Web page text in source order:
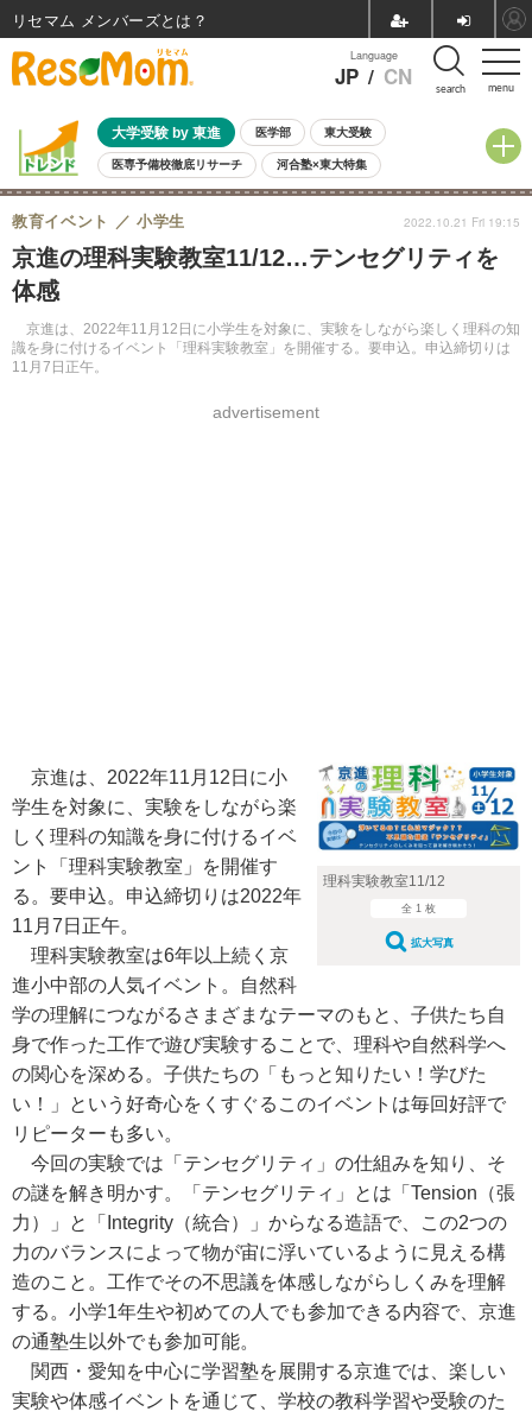
menu
Language
JP / CN search
大学受験 by 東進 医学部 東大受験
医専予備校徹底リサーチ 河合塾×東大特集
親子で考える大学選び 高校受験 中学受験 小学校受験
共通テスト 夏休み
8月開催イベント・WS 全国公立高校 過去問 人気記事
自由研究教材（小学生向け）
京進の理科実験教室11/12…テンセグリティを
体感
京進は、2022年11月12日に小学生を対象に、実験をしながら楽しく理科の知
識を身に付けるイベント「理科実験教室」を開催する。要申込。申込締切りは
11月7日正午。
教育イベント 小学生
advertisement
2022.10.21 Fri 19:15
理科実験教室11/12
全 1 枚
拡大写真
京進は、2022年11月12日に小
学生を対象に、実験をしながら楽
しく理科の知識を身に付けるイベ
ント「理科実験教室」を開催す
る。要申込。申込締切りは2022年
11月7日正午。
理科実験教室は6年以上続く京
進小中部の人気イベント。自然科
学の理解につながるさまざまなテーマのもと、子供たち自
身で作った工作で遊び実験することで、理科や自然科学へ
の関心を深める。子供たちの「もっと知りたい！学びた
い！」という好奇心をくすぐるこのイベントは毎回好評で
リピーターも多い。
今回の実験では「テンセグリティ」の仕組みを知り、そ
の謎を解き明かす。「テンセグリティ」とは「Tension（張
力）」と「Integrity（統合）」からなる造語で、この2つの
力のバランスによって物が宙に浮いているように見える構
造のこと。工作でその不思議を体感しながらしくみを理解
する。小学1年生や初めての人でも参加できる内容で、京進
の通塾生以外でも参加可能。
関西・愛知を中心に学習塾を展開する京進では、楽しい
実験や体感イベントを通じて、学校の教科学習や受験のた
リセマム メンバーズ